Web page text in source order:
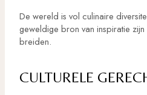
De wereld is vol culinaire
geweldige bron van inspiratie zijn
breiden.
CULTURELE